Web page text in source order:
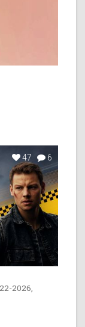
47 6
2026,